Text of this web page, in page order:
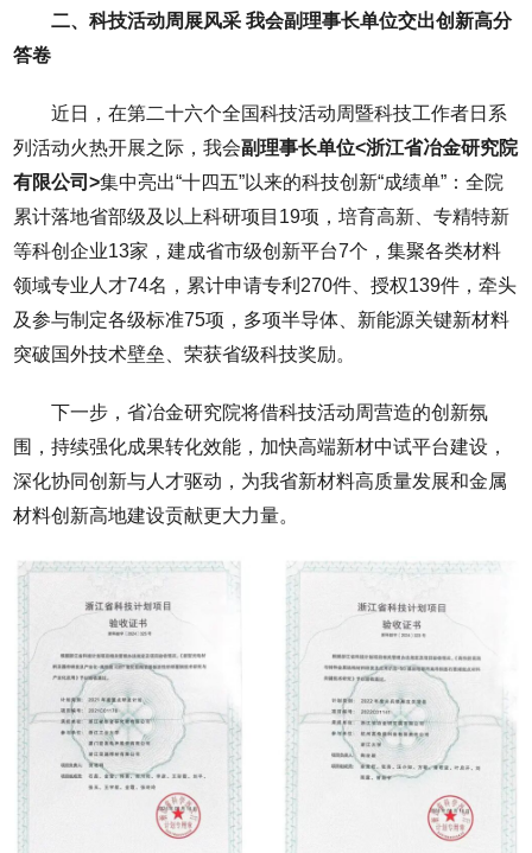
二、科技活动周展风采 我会副理事长单位交出创新高分
答卷
近日，在第二十六个全国科技活动周暨科技工作者日系
列活动火热开展之际，我会副理事长单位<浙江省冶金研究院
有限公司>集中亮出“十四五”以来的科技创新“成绩单”：全院
累计落地省部级及以上科研项目19项，培育高新、专精特新
等科创企业13家，建成省市级创新平台7个，集聚各类材料
领域专业人才74名，累计申请专利270件、授权139件，牵头
及参与制定各级标准75项，多项半导体、新能源关键新材料
突破国外技术壁垒、荣获省级科技奖励。
下一步，省冶金研究院将借科技活动周营造的创新氛
围，持续强化成果转化效能，加快高端新材中试平台建设，
深化协同创新与人才驱动，为我省新材料高质量发展和金属
材料创新高地建设贡献更大力量。